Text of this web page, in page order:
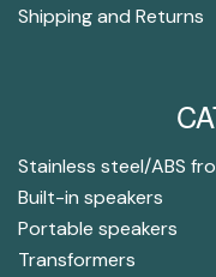
Shipping and Returns
Stainless steel/ABS
Built-in speakers
Portable speakers
Transformers